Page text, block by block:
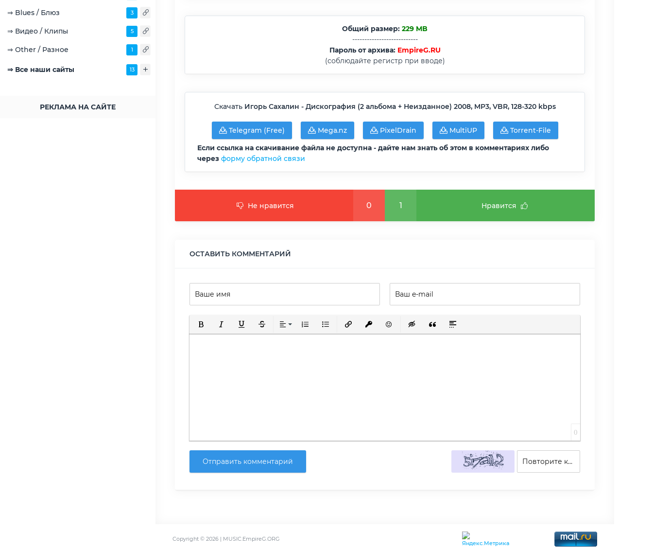
⇒ Blues / Блюз 3
⇒ Видео / Клипы 5
⇒ Other / Разное 1
⇒ Все наши сайты 13
РЕКЛАМА НА САЙТЕ
Общий размер: 229 MB
---------------------------
Пароль от архива: EmpireG.RU
(соблюдайте регистр при вводе)
Скачать Игорь Сахалин - Дискография (2 альбома + Неизданное) 2008, MP3, VBR, 128-320 kbps
Telegram (Free) Mega.nz PixelDrain MultiUP
Torrent-File
Если ссылка на скачивание файла не доступна - дайте нам знать об этом в комментариях либо
через форму обратной связи
Не нравится 0 1 Нравится
ОСТАВИТЬ КОММЕНТАРИЙ
Полужирный
КурсивПодчеркнутый
ЗачеркнутыйВыравнивание
Нумерованный список
Маркированный список
Вставить ссылку
Вставить защищенную ссылку
Вставить смайлик
Вставка скрытого текста
Вставка цитаты
Вставка спойлера
0
Отправить комментарий
Copyright © 2026 | MUSIC.EmpireG.ORG